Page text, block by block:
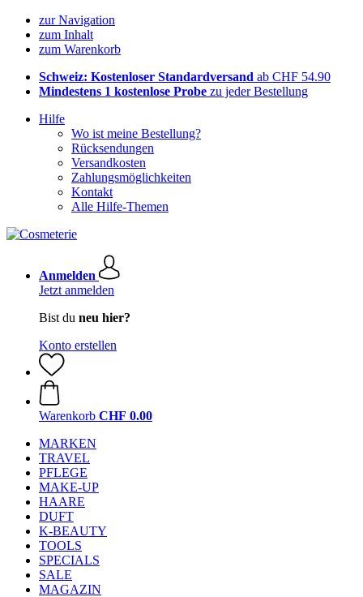
zur Navigation
zum Inhalt
zum Warenkorb
Schweiz: Kostenloser Standardversand ab CHF 54.90
Mindestens 1 kostenlose Probe zu jeder Bestellung
Hilfe
Wo ist meine Bestellung?
Rücksendungen
Versandkosten
Zahlungsmöglichkeiten
Kontakt
Alle Hilfe-Themen
Anmelden
Jetzt anmelden
Bist du neu hier?
Konto erstellen
Warenkorb CHF 0.00
MARKEN
TRAVEL
PFLEGE
MAKE-UP
HAARE
DUFT
K-BEAUTY
TOOLS
SPECIALS
SALE
MAGAZIN